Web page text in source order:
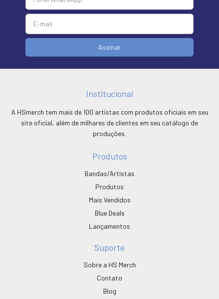
Institucional
A HSmerch tem mais de 100 artistas com produtos oficiais em seu
site oficial, além de milhares de clientes em seu catálogo de
produções.
Produtos
Bandas/Artistas
Produtos
Mais Vendidos
Blue Deals
Lançamentos
Suporte
Sobre a HS Merch
Contato
Blog